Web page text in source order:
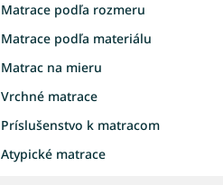
Matrace podľa rozmeru
Matrace podľa materiálu
Matrac na mieru
Vrchné matrace
Príslušenstvo k matracom
Atypické matrace